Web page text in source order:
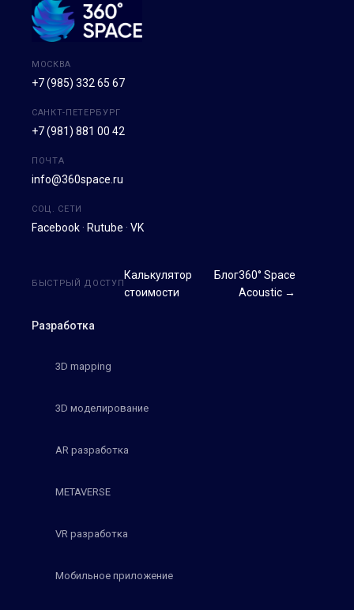
МОСКВА
+7 (985) 332 65 67
САНКТ-ПЕТЕРБУРГ
+7 (981) 881 00 42
ПОЧТА
info@360space.ru
СОЦ. СЕТИ
Facebook · Rutube · VK
Разработка
3D mapping
3D моделирование
AR разработка
METAVERSE
VR разработка
Мобильное приложение
БЫСТРЫЙ ДОСТУП
Калькулятор
стоимости
Блог360° Space
Acoustic →